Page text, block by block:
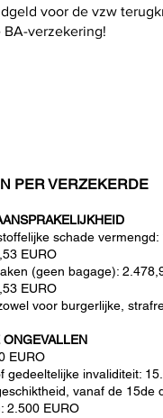
voor de vzw
BA-verzekering!
PER VERZEKERDE
schade
EURO
(geen bagage):
EURO
voor burgerlijke,
EURO
gedeeltelijke invaliditeit:
vanaf de 15de
2.500 EURO